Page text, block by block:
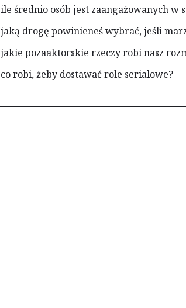
ile średnio osób jest zaangażowanych w
jaką drogę powinieneś wybrać, jeśli
jakie pozaaktorskie rzeczy robi nasz
co robi, żeby dostawać role serialowe?